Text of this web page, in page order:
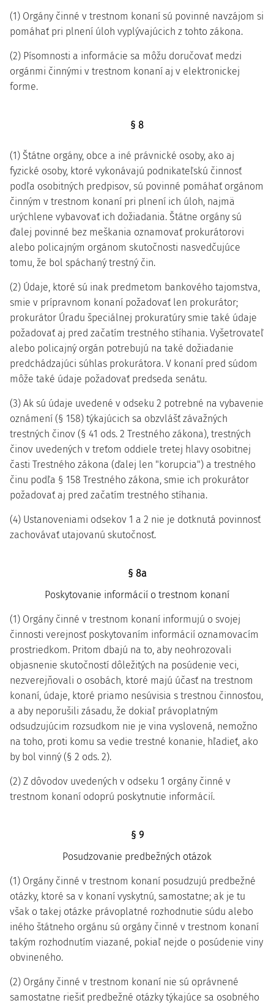
(1) Orgány činné v trestnom konaní sú povinné navzájom si
pomáhať pri plnení úloh vyplývajúcich z tohto zákona.
(2) Písomnosti a informácie sa môžu doručovať medzi
orgánmi činnými v trestnom konaní aj v elektronickej
forme.
§ 8
(1) Štátne orgány, obce a iné právnické osoby, ako aj
fyzické osoby, ktoré vykonávajú podnikateľskú činnosť
podľa osobitných predpisov, sú povinné pomáhať orgánom
činným v trestnom konaní pri plnení ich úloh, najmä
urýchlene vybavovať ich dožiadania. Štátne orgány sú
ďalej povinné bez meškania oznamovať prokurátorovi
alebo policajným orgánom skutočnosti nasvedčujúce
tomu, že bol spáchaný trestný čin.
(2) Údaje, ktoré sú inak predmetom bankového tajomstva,
smie v prípravnom konaní požadovať len prokurátor;
prokurátor Úradu špeciálnej prokuratúry smie také údaje
požadovať aj pred začatím trestného stíhania. Vyšetrovateľ
alebo policajný orgán potrebujú na také dožiadanie
predchádzajúci súhlas prokurátora. V konaní pred súdom
môže také údaje požadovať predseda senátu.
(3) Ak sú údaje uvedené v odseku 2 potrebné na vybavenie
oznámení (§ 158) týkajúcich sa obzvlášť závažných
trestných činov (§ 41 ods. 2 Trestného zákona), trestných
činov uvedených v treťom oddiele tretej hlavy osobitnej
časti Trestného zákona (ďalej len "korupcia") a trestného
činu podľa § 158 Trestného zákona, smie ich prokurátor
požadovať aj pred začatím trestného stíhania.
(4) Ustanoveniami odsekov 1 a 2 nie je dotknutá povinnosť
zachovávať utajovanú skutočnosť.
§ 8a
Poskytovanie informácií o trestnom konaní
(1) Orgány činné v trestnom konaní informujú o svojej
činnosti verejnosť poskytovaním informácií oznamovacím
prostriedkom. Pritom dbajú na to, aby neohrozovali
objasnenie skutočností dôležitých na posúdenie veci,
nezverejňovali o osobách, ktoré majú účasť na trestnom
konaní, údaje, ktoré priamo nesúvisia s trestnou činnosťou,
a aby neporušili zásadu, že dokiaľ právoplatným
odsudzujúcim rozsudkom nie je vina vyslovená, nemožno
na toho, proti komu sa vedie trestné konanie, hľadieť, ako
by bol vinný (§ 2 ods. 2).
(2) Z dôvodov uvedených v odseku 1 orgány činné v
trestnom konaní odoprú poskytnutie informácií.
§ 9
Posudzovanie predbežných otázok
(1) Orgány činné v trestnom konaní posudzujú predbežné
otázky, ktoré sa v konaní vyskytnú, samostatne; ak je tu
však o takej otázke právoplatné rozhodnutie súdu alebo
iného štátneho orgánu sú orgány činné v trestnom konaní
takým rozhodnutím viazané, pokiaľ nejde o posúdenie viny
obvineného.
(2) Orgány činné v trestnom konaní nie sú oprávnené
samostatne riešiť predbežné otázky týkajúce sa osobného